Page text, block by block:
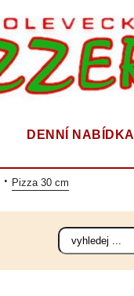
Pizza 30 cm
DENNÍ NABÍDKA